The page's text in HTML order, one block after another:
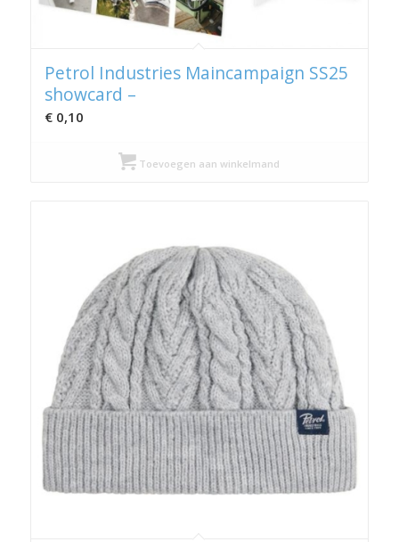
Petrol Industries Maincampaign SS25
showcard –
€0,10
Toevoegen aan winkelmand